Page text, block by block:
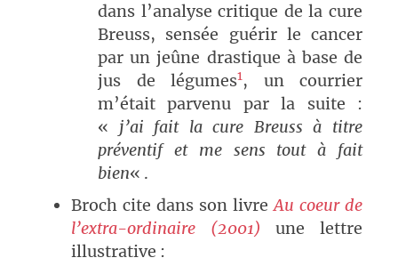
dans l’analyse critique de la cure
Breuss, sensée guérir le cancer
par un jeûne drastique à base de
jus de légumes1, un courrier
m’était parvenu par la suite :
« j’ai fait la cure Breuss à titre
préventif et me sens tout à fait
bien« .
Broch cite dans son livreAu coeur de
l’extra-ordinaire (2001)une lettre
illustrative :